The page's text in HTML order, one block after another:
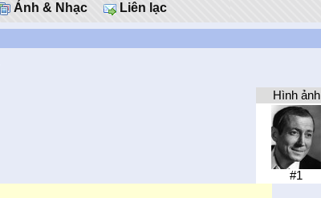
Ảnh & Nhạc Liên lạc
Hình ảnh
#1